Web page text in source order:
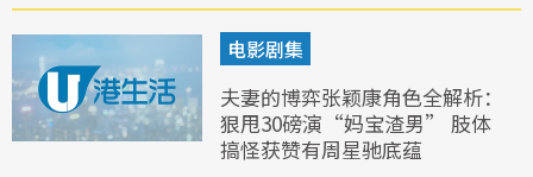
电影剧集
夫妻的博弈张颖康角色全解析：
狠甩30磅演“妈宝渣男” 肢体
搞怪获赞有周星驰底蕴